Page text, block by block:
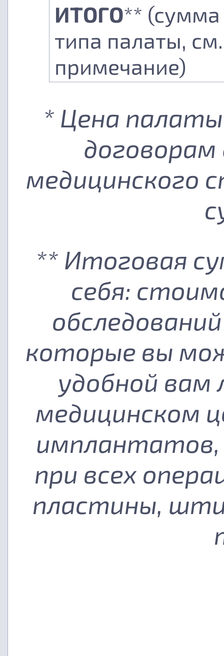
ИТОГО** (сумма
типа палаты, см.
примечание)
* Цена
договорам
медицинского
** Итоговая
себя:
которые вы
удобной вам
медицинском
при всех
пластины,